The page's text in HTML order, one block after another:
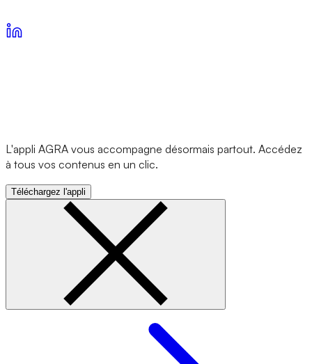
L'appli AGRA vous accompagne désormais partout. Accédez
à tous vos contenus en un clic.
Téléchargez l'appli